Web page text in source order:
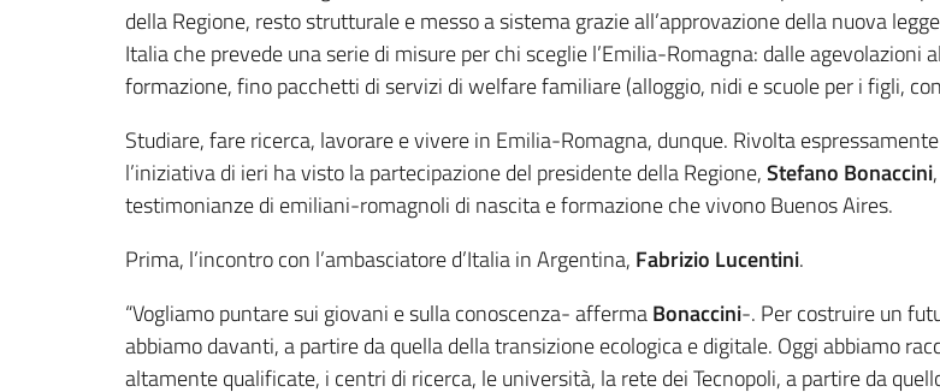
della Regione, resto strutturale e messo a sistema grazie all’approvazione della nuova legge
Italia che prevede una serie di misure per chi sceglie l’Emilia-Romagna: dalle
formazione, fino pacchetti di servizi di welfare familiare (alloggio, nidi e scuole per i figli,
Studiare, fare ricerca, lavorare e vivere in Emilia-Romagna, dunque. Rivolta
l’iniziativa di ieri ha visto la partecipazione del presidente della Regione,Stefano Bonaccini
testimonianze di emiliani-romagnoli di nascita e formazione che vivono Buenos Aires.
Prima, l’incontro con l’ambasciatore d’Italia in Argentina, Fabrizio Lucentini.
“Vogliamo puntare sui giovani e sulla conoscenza- affermaBonaccini-. Per costruire un
abbiamo davanti, a partire da quella della transizione ecologica e digitale. Oggi abbiamo
altamente qualificate, i centri di ricerca, le università, la rete dei Tecnopoli, a partire da